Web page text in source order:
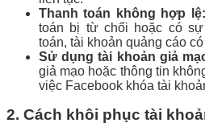
Thanh toán không hợp lệ:
toán bị từ chối hoặc có
toán, tài khoản quảng cáo
Sử dụng tài khoản giả
giả mạo hoặc thông tin
việc Facebook khóa tài
2. Cách khôi phục tài